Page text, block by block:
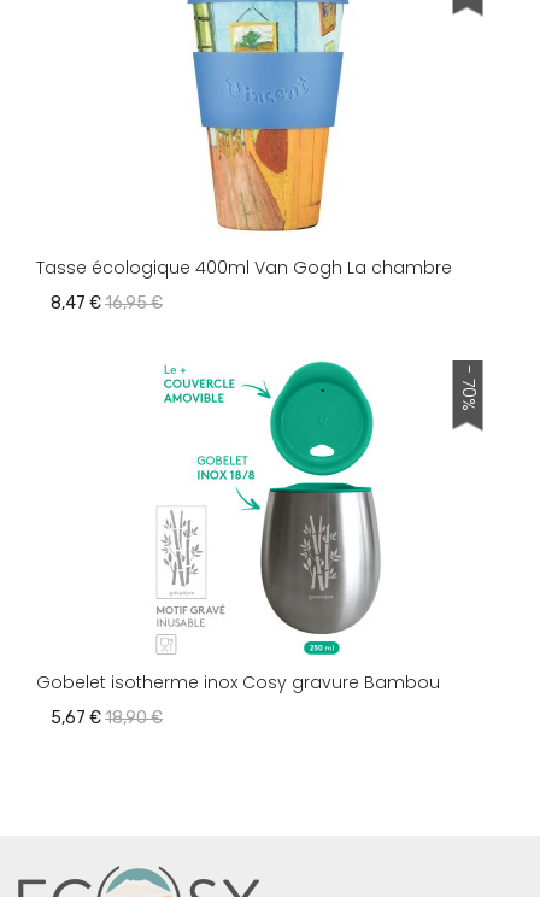
Tasse écologique 400ml Van Gogh La chambre
8,47 €16,95 €
- 70%
Gobelet isotherme inox Cosy gravure Bambou
5,67 €18,90 €